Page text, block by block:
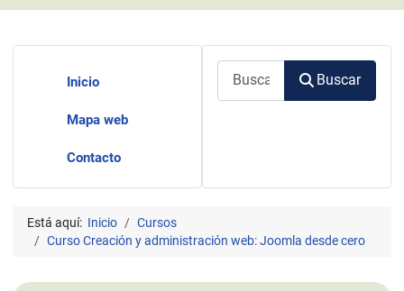
Inicio
Mapa web
Contacto
Buscar
Está aquí: Inicio
Cursos
Curso Creación y administración web: Joomla desde cero